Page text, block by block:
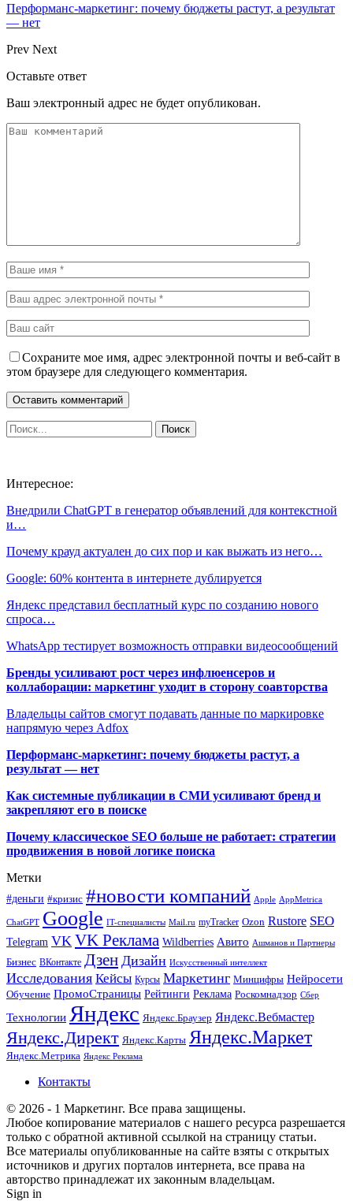
Перформанс-маркетинг: почему бюджеты растут, а результат
— нет
Prev Next
Оставьте ответ
Ваш электронный адрес не будет опубликован.
Сохраните мое имя, адрес электронной почты и веб-сайт в
этом браузере для следующего комментария.
Интересное:
Внедрили ChatGPT в генератор объявлений для контекстной
и…
Почему крауд актуален до сих пор и как выжать из него…
Google: 60% контента в интернете дублируется
Яндекс представил бесплатный курс по созданию нового
спроса…
WhatsApp тестирует возможность отправки видеосообщений
Бренды усиливают рост через инфлюенсеров и
коллаборации: маркетинг уходит в сторону соавторства
Владельцы сайтов смогут подавать данные по маркировке
напрямую через Adfox
Перформанс-маркетинг: почему бюджеты растут, а
результат — нет
Как системные публикации в СМИ усиливают бренд и
закрепляют его в поиске
Почему классическое SEO больше не работает: стратегии
продвижения в новой логике поиска
Метки
#деньги #кризис #новости компаний Apple AppMetrica
ChatGPT Google IT-специалисты Mail.ru myTracker Ozon Rustore SEO
Telegram VK VK Реклама Wildberries Авито Ашманов и Партнеры
Бизнес ВКонтакте Дзен Дизайн Искусственный интеллект
Исследования Кейсы Курсы Маркетинг Минцифры Нейросети
Обучение ПромоСтраницы Рейтинги Реклама Роскомнадзор Сбер
Технологии Яндекс Яндекс.Браузер Яндекс.Вебмастер
Яндекс.Директ Яндекс.Карты Яндекс.Маркет
Яндекс.Метрика Яндекс Реклама
Контакты
© 2026 - 1 Маркетинг. Все права защищены.
Любое копирование материалов с нашего ресурса разрешается
только с обратной активной ссылкой на страницу статьи.
Все материалы опубликованные на сайте взяты с открытых
источников и других порталов интернета, все права на
авторство принадлежат их законным владельцам.
Sign in